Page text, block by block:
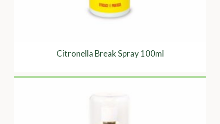
Citronella Break Spray 100ml